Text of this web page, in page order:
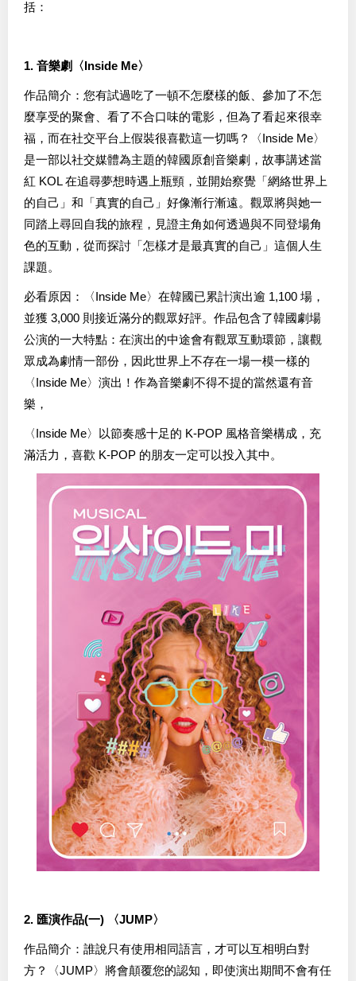
括：
1. 音樂劇〈Inside Me〉
作品簡介：您有試過吃了一頓不怎麼樣的飯、參加了不怎
麼享受的聚會、看了不合口味的電影，但為了看起來很幸
福，而在社交平台上假裝很喜歡這一切嗎？〈Inside Me〉
是一部以社交媒體為主題的韓國原創音樂劇，故事講述當
紅 KOL 在追尋夢想時遇上瓶頸，並開始察覺「網絡世界上
的自己」和「真實的自己」好像漸行漸遠。觀眾將與她一
同踏上尋回自我的旅程，見證主角如何透過與不同登場角
色的互動，從而探討「怎樣才是最真實的自己」這個人生
課題。
必看原因：〈Inside Me〉在韓國已累計演出逾 1,100 場，
並獲 3,000 則接近滿分的觀眾好評。作品包含了韓國劇場
公演的一大特點：在演出的中途會有觀眾互動環節，讓觀
眾成為劇情一部份，因此世界上不存在一場一模一樣的
〈Inside Me〉演出！作為音樂劇不得不提的當然還有音
樂，
〈Inside Me〉以節奏感十足的 K-POP 風格音樂構成，充
滿活力，喜歡 K-POP 的朋友一定可以投入其中。
2. 匯演作品(一) 〈JUMP〉
作品簡介：誰說只有使用相同語言，才可以互相明白對
方？〈JUMP〉將會顛覆您的認知，即使演出期間不會有任